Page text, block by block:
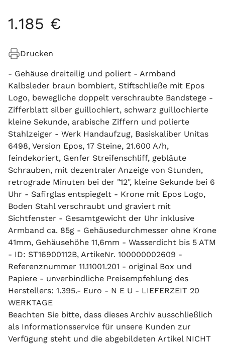
1.185 €
Drucken
- Gehäuse dreiteilig und poliert - Armband
Kalbsleder braun bombiert, Stiftschließe mit Epos
Logo, bewegliche doppelt verschraubte Bandstege -
Zifferblatt silber guillochiert, schwarz guillochierte
kleine Sekunde, arabische Ziffern und polierte
Stahlzeiger - Werk Handaufzug, Basiskaliber Unitas
6498, Version Epos, 17 Steine, 21.600 A/h,
feindekoriert, Genfer Streifenschliff, gebläute
Schrauben, mit dezentraler Anzeige von Stunden,
retrograde Minuten bei der "12", kleine Sekunde bei 6
Uhr - Safirglas entspiegelt - Krone mit Epos Logo,
Boden Stahl verschraubt und graviert mit
Sichtfenster - Gesamtgewicht der Uhr inklusive
Armband ca. 85g - Gehäusedurchmesser ohne Krone
41mm, Gehäusehöhe 11,6mm - Wasserdicht bis 5 ATM
- ID: ST16900112B, ArtikeNr. 100000002609 -
Referenznummer 11.11001.201 - original Box und
Papiere - unverbindliche Preisempfehlung des
Herstellers: 1.395.- Euro - N E U - LIEFERZEIT 20
WERKTAGE
Beachten Sie bitte, dass dieses Archiv ausschließlich
als Informationsservice für unsere Kunden zur
Verfügung steht und die abgebildeten Artikel NICHT